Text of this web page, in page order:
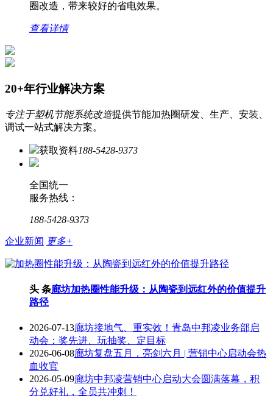
圈改造，带来较好的省电效果。
查看详情
20+年行业解决方案
专注于塑机节能系统改造提供节能加热圈研发、生产、安装、
调试一站式解决方案。
获取资料188-5428-9373
全国统一
服务热线：
188-5428-9373
企业新闻 更多+
头 条廊坊加热圈性能升级：从陶瓷到远红外的价值提升
路径
2026-07-13廊坊接地气、重实效！青岛中邦凌业务部启
动会：奖先进、玩抽奖、定目标
2026-06-08廊坊复盘五月，亮剑六月 | 营销中心启动会热
血收官
2026-05-09廊坊中邦凌营销中心启动大会圆满落幕，积
分兑好礼，全员共冲刺！